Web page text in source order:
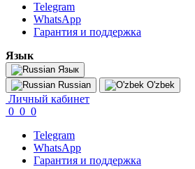
Telegram
WhatsApp
Гарантия и поддержка
Язык
Язык
Russian
O'zbek
Личный кабинет
0 0 0
Telegram
WhatsApp
Гарантия и поддержка